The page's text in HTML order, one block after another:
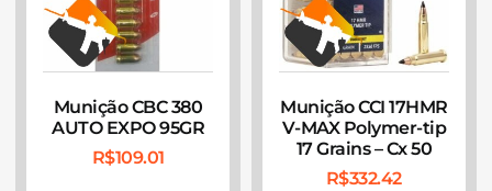
Munição CBC 380
AUTO EXPO 95GR
R$109.01
Munição CCI 17HMR
V-MAX Polymer-tip
17 Grains – Cx 50
R$332.42